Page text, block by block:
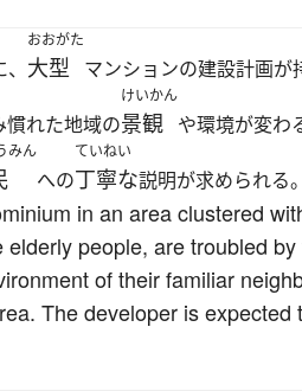
おおがた
大型 マンションの建設計画が
慣れた地域の
けいかん
景観 や環境が変わ
みん
への
ていねい
丁寧な説明が求められる。
in an area clustered
people, are troubled
of their familiar
The developer is